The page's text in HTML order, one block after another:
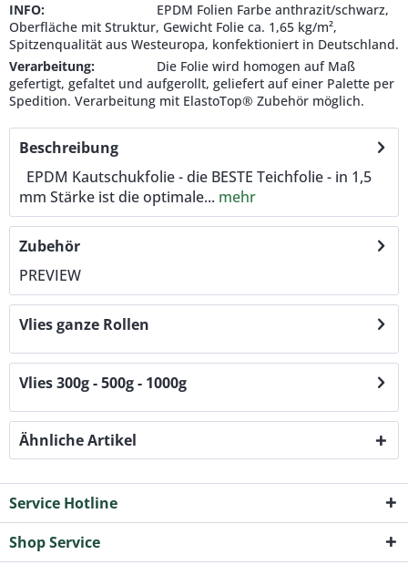
INFO:
EPDM Folien Farbe anthrazit/schwarz,
Oberfläche mit Struktur, Gewicht Folie ca. 1,65 kg/m²,
Spitzenqualität aus Westeuropa, konfektioniert in Deutschland.
Verarbeitung:
Die Folie wird homogen auf Maß
gefertigt, gefaltet und aufgerollt, geliefert auf einer Palette per
Spedition. Verarbeitung mit ElastoTop® Zubehör möglich.
Beschreibung
EPDM Kautschukfolie - die BESTE Teichfolie - in 1,5
mm Stärke ist die optimale... mehr
Zubehör
PREVIEW
Vlies ganze Rollen
Vlies 300g - 500g - 1000g
Ähnliche Artikel
Service Hotline
Shop Service